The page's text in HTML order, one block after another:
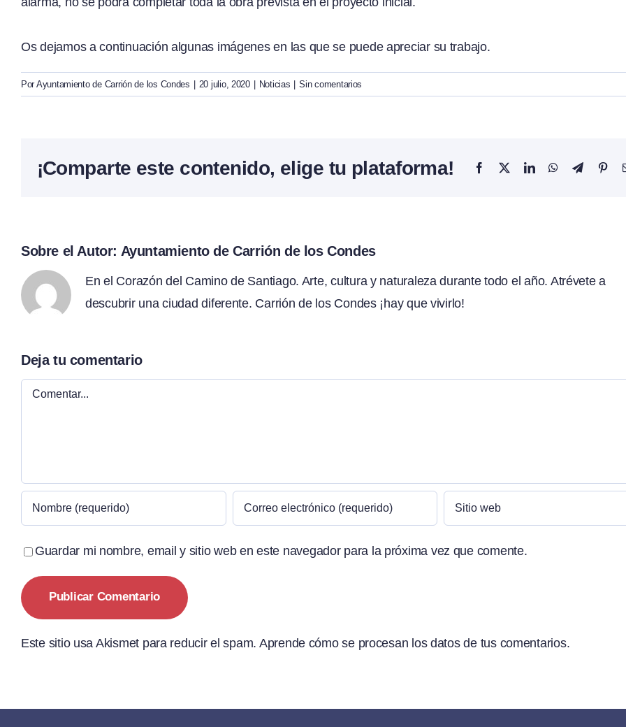
Os dejamos a continuación algunas imágenes en las que se puede apreciar su trabajo.
Por Ayuntamiento de Carrión de los Condes 20 julio, 2020 Noticias Sin comentarios
¡Comparte este contenido, elige tu plataforma! Facebook
X LinkedInWhatsApp
Telegram
Sobre el Autor: Ayuntamiento de Carrión de los Condes
En el Corazón del Camino de Santiago. Arte, cultura y naturaleza durante todo el año. Atrévete a
descubrir una ciudad diferente. Carrión de los Condes ¡hay que vivirlo!
Deja tu comentario
Comentar
Guardar mi nombre, email y sitio web en este navegador para la próxima vez que comente.
Este sitio usa Akismet para reducir el spam. Aprende cómo se procesan los datos de tus comentarios.